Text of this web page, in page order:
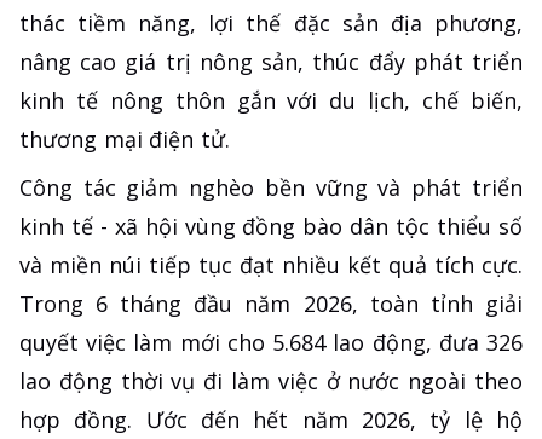
thác tiềm năng, lợi thế đặc sản địa phương,
nâng cao giá trị nông sản, thúc đẩy phát triển
kinh tế nông thôn gắn với du lịch, chế biến,
thương mại điện tử.
Công tác giảm nghèo bền vững và phát triển
kinh tế - xã hội vùng đồng bào dân tộc thiểu số
và miền núi tiếp tục đạt nhiều kết quả tích cực.
Trong 6 tháng đầu năm 2026, toàn tỉnh giải
quyết việc làm mới cho 5.684 lao động, đưa 326
lao động thời vụ đi làm việc ở nước ngoài theo
hợp đồng. Ước đến hết năm 2026, tỷ lệ hộ